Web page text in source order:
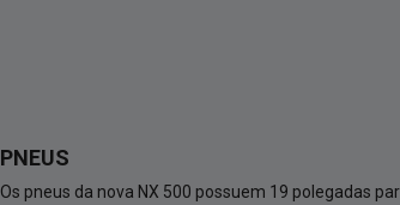
PNEUS
Os pneus da nova NX 500 possuem 19 polegadas